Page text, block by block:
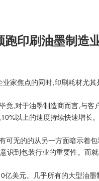
印刷油墨制造
家焦点的同时,印刷耗材尤
,对于油墨制造商而言,与
以上的速度持续快速增长
无的的从另一方面暗示着
到包装行业的重要性。而
美元。几乎所有的大型油